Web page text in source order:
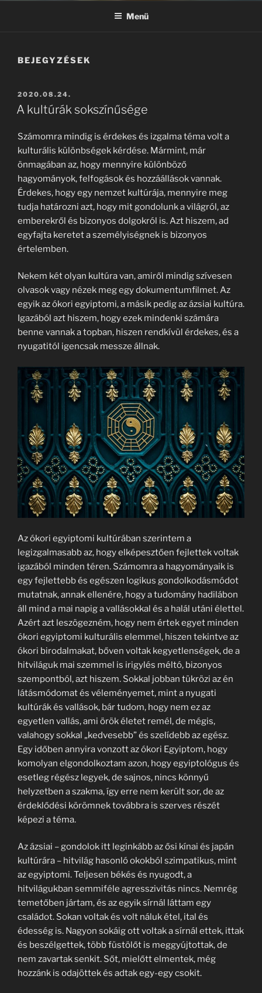
Menü
BEJEGYZÉSEK
BEKÜLDVE:
2020.08.24.
A kultúrák sokszínűsége
Számomra mindig is érdekes és izgalma téma volt a
kulturális különbségek kérdése. Mármint, már
önmagában az, hogy mennyire különböző
hagyományok, felfogások és hozzáállások vannak.
Érdekes, hogy egy nemzet kultúrája, mennyire meg
tudja határozni azt, hogy mit gondolunk a világról, az
emberekről és bizonyos dolgokról is. Azt hiszem, ad
egyfajta keretet a személyiségnek is bizonyos
értelemben.
Nekem két olyan kultúra van, amiről mindig szívesen
olvasok vagy nézek meg egy dokumentumfilmet. Az
egyik az ókori egyiptomi, a másik pedig az ázsiai kultúra.
Igazából azt hiszem, hogy ezek mindenki számára
benne vannak a topban, hiszen rendkívül érdekes, és a
nyugatitól igencsak messze állnak.
Az ókori egyiptomi kultúrában szerintem a
legizgalmasabb az, hogy elképesztően fejlettek voltak
igazából minden téren. Számomra a hagyományaik is
egy fejlettebb és egészen logikus gondolkodásmódot
mutatnak, annak ellenére, hogy a tudomány hadilábon
áll mind a mai napig a vallásokkal és a halál utáni élettel.
Azért azt leszögezném, hogy nem értek egyet minden
ókori egyiptomi kulturális elemmel, hiszen tekintve az
ókori birodalmakat, bőven voltak kegyetlenségek, de a
hitviláguk mai szemmel is irigylés méltó, bizonyos
szempontból, azt hiszem. Sokkal jobban tükrözi az én
látásmódomat és véleményemet, mint a nyugati
kultúrák és vallások, bár tudom, hogy nem ez az
egyetlen vallás, ami örök életet remél, de mégis,
valahogy sokkal „kedvesebb” és szelídebb az egész.
Egy időben annyira vonzott az ókori Egyiptom, hogy
komolyan elgondolkoztam azon, hogy egyiptológus és
esetleg régész legyek, de sajnos, nincs könnyű
helyzetben a szakma, így erre nem került sor, de az
érdeklődési körömnek továbbra is szerves részét
képezi a téma.
Az ázsiai – gondolok itt leginkább az ősi kínai és japán
kultúrára – hitvilág hasonló okokból szimpatikus, mint
az egyiptomi. Teljesen békés és nyugodt, a
hitvilágukban semmiféle agresszivitás nincs. Nemrég
temetőben jártam, és az egyik sírnál láttam egy
családot. Sokan voltak és volt náluk étel, ital és
édesség is. Nagyon sokáig ott voltak a sírnál ettek, ittak
és beszélgettek, több füstölőt is meggyújtottak, de
nem zavartak senkit. Sőt, mielőtt elmentek, még
hozzánk is odajöttek és adtak egy-egy csokit.